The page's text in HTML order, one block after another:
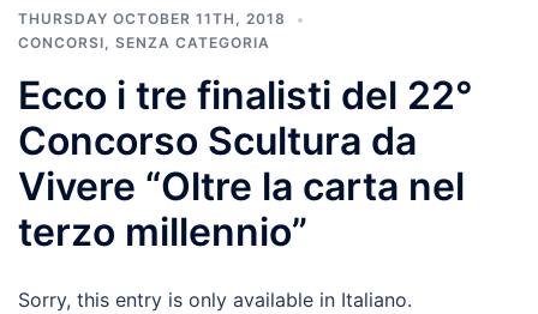
THURSDAY OCTOBER 11TH, 2018
CONCORSI, SENZA CATEGORIA
Ecco i tre finalisti del 22°
Concorso Scultura da
Vivere “Oltre la carta nel
terzo millennio”
Sorry, this entry is only available in Italiano.